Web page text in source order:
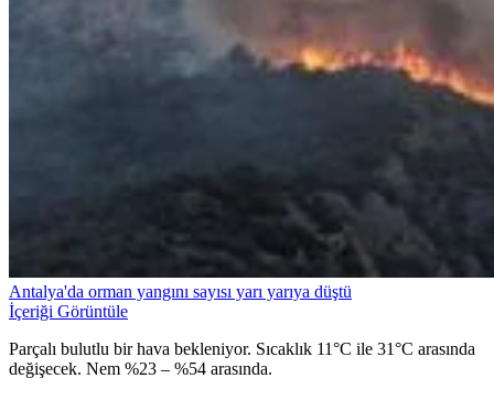
Antalya'da orman yangını sayısı yarı yarıya düştü
İçeriği Görüntüle
Parçalı bulutlu bir hava bekleniyor. Sıcaklık 11°C ile 31°C arasında
değişecek. Nem %23 – %54 arasında.